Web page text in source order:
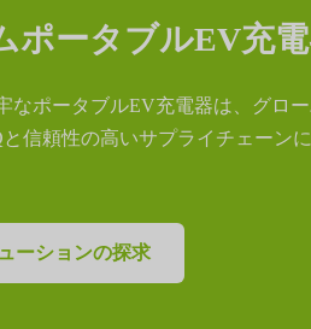
ポータブルEV充
なポータブルEV充電器は、グロ
信頼性の高いサプライチェーン
ーションの探求